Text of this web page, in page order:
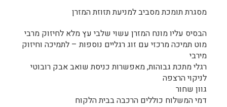
מסגרת תומכת מסביב למניעת תזוזת המזרן
הבסיס עליו מונח המזרן עשוי שלבי עץ מלא לחיזוק מרבי
מוט תמיכה מרכזי עם זוג רגליים נוספות – לתמיכה וחיזוק
מירבי
רגלי מתכת גבוהות, מאפשרות כניסת שואב אבק רובוטי
לניקוי הרצפה
גוון שחור
דמי המשלוח כוללים הרכבה בבית הלקוח